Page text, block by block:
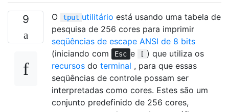
9 O tput utilitário está usando uma tabela de
pesquisa de 256 cores para imprimir
seqüências de escape ANSI de 8 bits
(iniciando com
Esc e [ ) que utiliza os
recursos do terminal , para que essas
seqüências de controle possam ser
interpretadas como cores. Estes são um
conjunto predefinido de 256 cores,